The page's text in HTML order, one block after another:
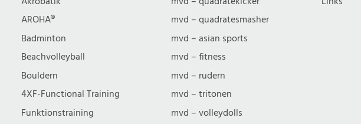
AROHA®
Badminton
Beachvolleyball
Bouldern
4XF-Functional Training
Funktionstraining
mvd – quadratesmasher
mvd – asian sports
mvd – fitness
mvd – rudern
mvd – tritonen
mvd – volleydolls